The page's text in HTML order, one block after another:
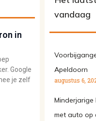
in
Google
je zelf
vandaag
Apeldoorn
augustus 6,
met auto op